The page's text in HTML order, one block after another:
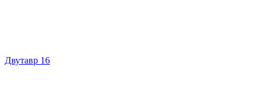
Двутавр 16